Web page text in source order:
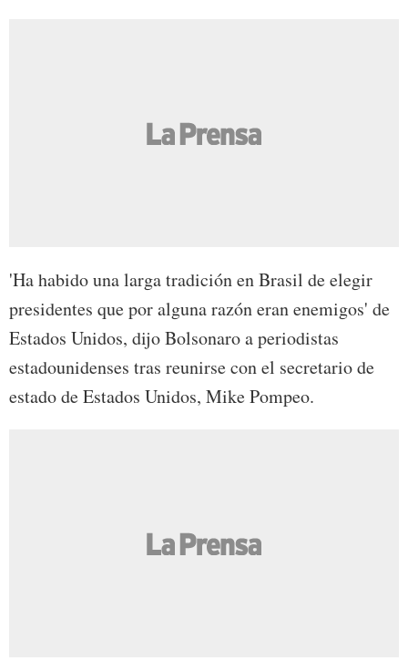
'Ha habido una larga tradición en Brasil de elegir
presidentes que por alguna razón eran enemigos' de
Estados Unidos, dijo Bolsonaro a periodistas
estadounidenses tras reunirse con el secretario de
estado de Estados Unidos, Mike Pompeo.